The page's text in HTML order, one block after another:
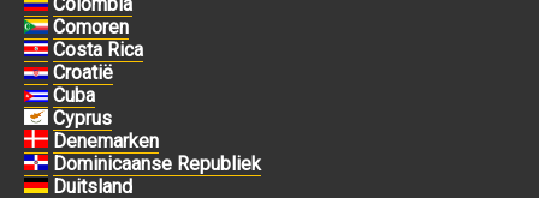
Comoren
Costa Rica
Croatië
Cuba
Cyprus
Denemarken
Dominicaanse Republiek
Duitsland